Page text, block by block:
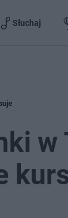
Słuchaj
w